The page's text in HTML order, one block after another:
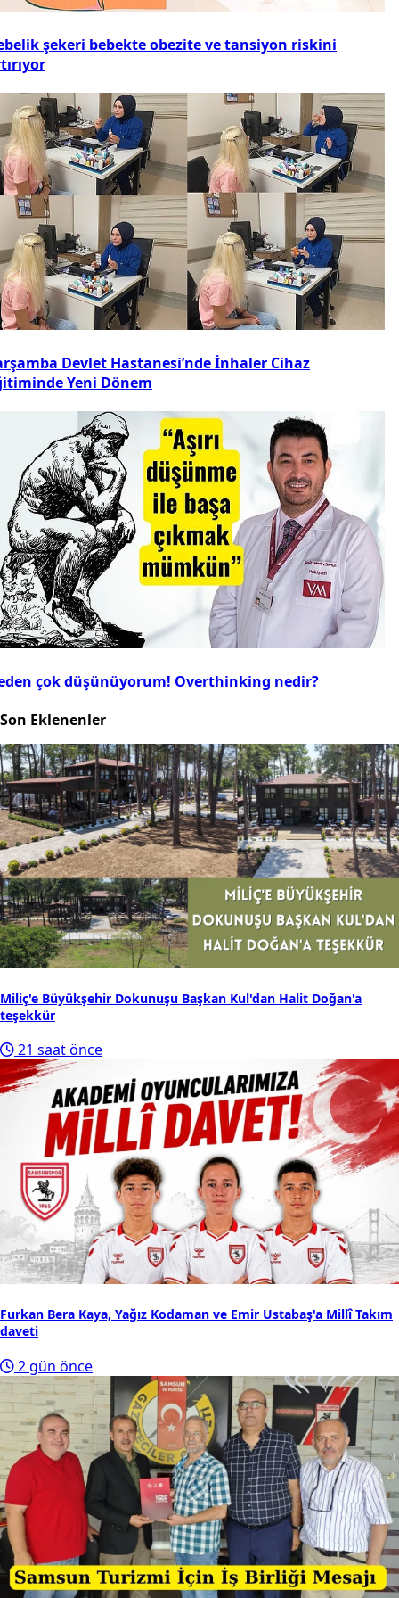
şekeri bebekte obezite ve tansiyon riskini
Devlet Hastanesi’nde İnhaler Cihaz
Yeni Dönem
çok düşünüyorum! Overthinking nedir?
Son Eklenenler
Miliç'e Büyükşehir Dokunuşu Başkan Kul'dan Halit Doğan'a
teşekkür
21 saat önce
Furkan Bera Kaya, Yağız Kodaman ve Emir Ustabaş'a Millî Takım
daveti
2 gün önce